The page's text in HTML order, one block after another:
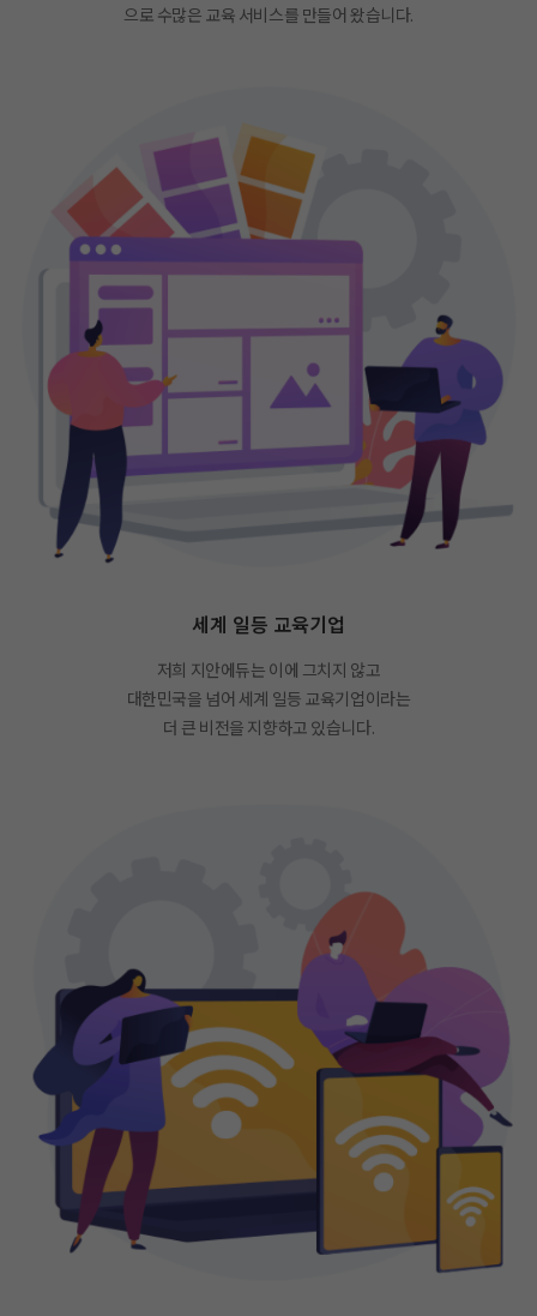
으로 수많은 교육 서비스를 만들어 왔습니다.
세계 일등 교육기업
저희 지안에듀는 이에 그치지 않고
대한민국을 넘어 세계 일등 교육기업이라는
더 큰 비전을 지향하고 있습니다.